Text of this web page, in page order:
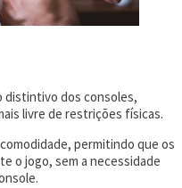
distintivo dos consoles,
livre de restrições físicas.
permitindo que os
o jogo, sem a necessidade